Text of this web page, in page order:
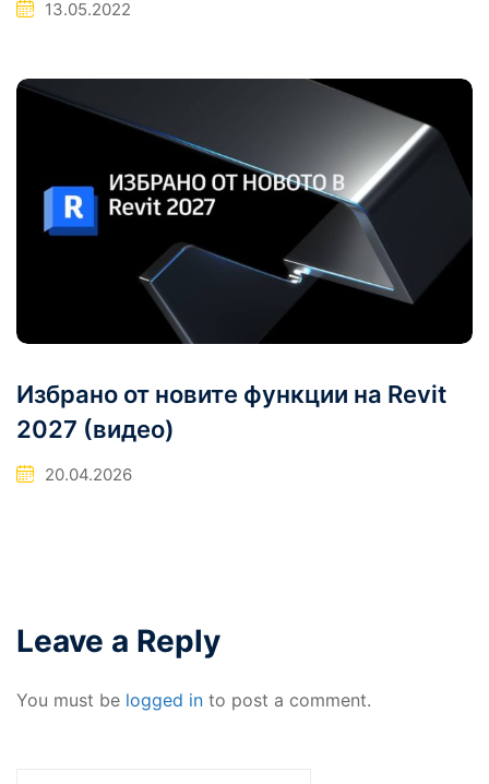
13.05.2022
Избрано от новите функции на Revit
2027 (видео)
20.04.2026
Leave a Reply
You must be logged in to post a comment.